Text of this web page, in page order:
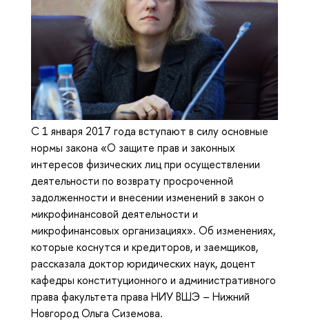
С 1 января 2017 года вступают в силу основные
нормы закона «О защите прав и законных
интересов физических лиц при осуществлении
деятельности по возврату просроченной
задолженности и внесении изменений в закон о
микрофинансовой деятельности и
микрофинансовых организациях». Об изменениях,
которые коснутся и кредиторов, и заемщиков,
рассказала доктор юридических наук, доцент
кафедры конституционного и административного
права факультета права НИУ ВШЭ – Нижний
Новгород Ольга Сиземова.